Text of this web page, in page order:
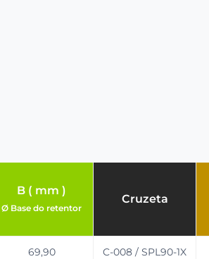
B ( mm )
Ø Base do retentor
Cruzeta
69,90 C-008 / SPL90-1X